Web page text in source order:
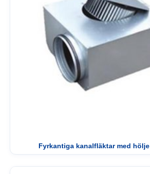
Fyrkantiga kanalfläktar med hölje